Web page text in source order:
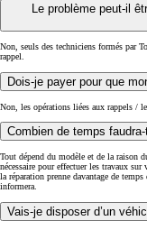
Le problème peut-il
Non, seuls des techniciens formés par
rappel.
Dois-je payer pour que
Non, les opérations liées aux rappels /
Combien de temps
Tout dépend du modèle et de la raison
nécessaire pour effectuer les travaux
la réparation prenne davantage de
informera.
Vais-je disposer d’un